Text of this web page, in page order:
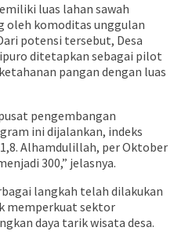
luas lahan sawah
oleh komoditas unggulan
potensi tersebut, Desa
ditetapkan sebagai pilot
pangan dengan luas
pengembangan
ini dijalankan, indeks
Alhamdulillah, per Oktober
300,” jelasnya.
langkah telah dilakukan
memperkuat sektor
daya tarik wisata desa.